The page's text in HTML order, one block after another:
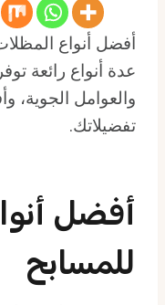
أفضل أنواع
عدة أنواع رائعة
والعوامل الجوية،
تفضيلاتك.
أفضل
للمسابح